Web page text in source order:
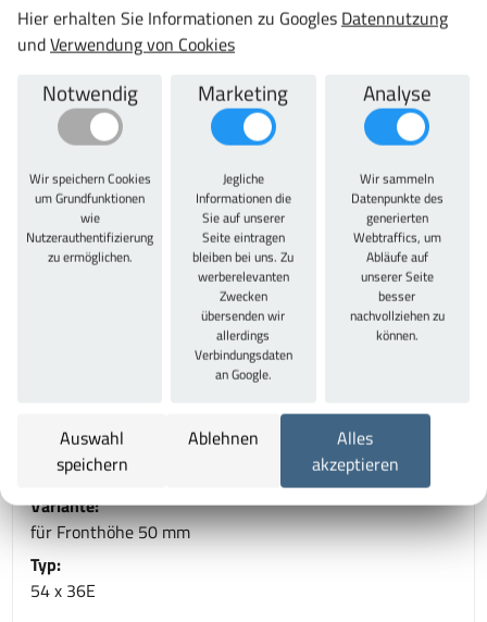
Frage zu diesem Produkt
Datenblatt
Artikelbeschreibung
Artikelbeschreibung
7 Schlitzwände: 36 E, 12 Trennbleche: 6 E, 2 Trennbleche:
9 E. Fronthöhe gleich Höhe der Schubladenfront.
Entspricht nicht der tatsächliche Höhe des
Einteilungsmaterials. Einteilungsmaterial-Sets exklusive
Technische Daten
Variante:
für Fronthöhe 50 mm
Typ:
54 x 36E
Hier erhalten Sie Informationen zu Googles Datennutzung
undVerwendung von Cookies
Notwendig
Wir speichern Cookies
um Grundfunktionen
wie
Nutzerauthentifizierung
zu ermöglichen.
Marketing
Jegliche
Informationen die
Sie auf unserer
Seite eintragen
bleiben bei uns. Zu
werberelevanten
Zwecken
übersenden wir
allerdings
Verbindungsdaten
an Google.
Analyse
Wir sammeln
Datenpunkte des
generierten
Webtraffics, um
Abläufe auf
unserer Seite
besser
nachvollziehen zu
können.
Auswahl
speichern
Ablehnen
Alles
akzeptieren